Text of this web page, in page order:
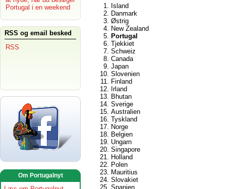
Portugal i en weekend
RSS og email besked
RSS
Om Portugalnyt
Island
Danmark
Østrig
New Zealand
Portugal
Tjekkiet
Schweiz
Canada
Japan
Slovenien
Finland
Irland
Bhutan
Sverige
Australien
Tyskland
Norge
Belgien
Ungarn
Singapore
Holland
Polen
Mauritius
Slovakiet
Spanien